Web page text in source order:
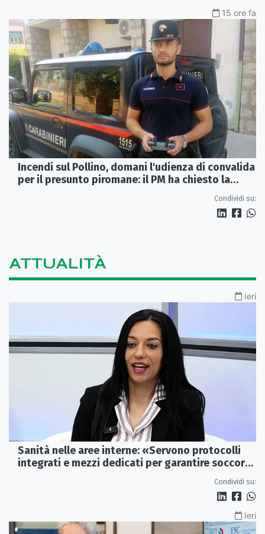
15 ore fa
Incendi sul Pollino, domani l'udienza di convalida
per il presunto piromane: il PM ha chiesto la
Condividi su:
ATTUALITÀ
Ieri
Sanità nelle aree interne: «Servono protocolli
integrati e mezzi dedicati per garantire soccorsi
Condividi su:
Ieri